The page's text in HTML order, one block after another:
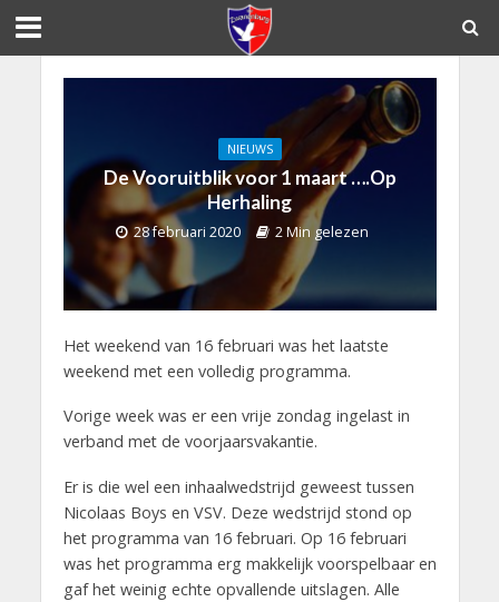
NIEUWS
De Vooruitblik voor 1 maart ….Op
Herhaling
28 februari 2020 2 Min gelezen
Het weekend van 16 februari was het laatste
weekend met een volledig programma.
Vorige week was er een vrije zondag ingelast in
verband met de voorjaarsvakantie.
Er is die wel een inhaalwedstrijd geweest tussen
Nicolaas Boys en VSV. Deze wedstrijd stond op
het programma van 16 februari. Op 16 februari
was het programma erg makkelijk voorspelbaar en
gaf het weinig echte opvallende uitslagen. Alle